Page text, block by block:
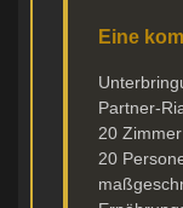
Eine
Partner-
20
20